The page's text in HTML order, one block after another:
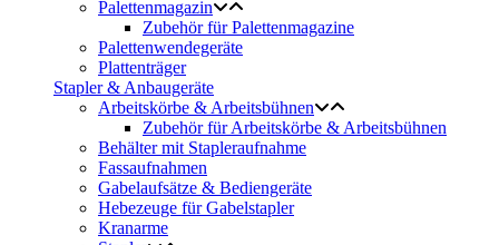
Palettenmagazin
Zubehör für Palettenmagazine
Palettenwendegeräte
Plattenträger
Stapler & Anbaugeräte
Arbeitskörbe & Arbeitsbühnen
Zubehör für Arbeitskörbe & Arbeitsbühnen
Behälter mit Stapleraufnahme
Fassaufnahmen
Gabelaufsätze & Bediengeräte
Hebezeuge für Gabelstapler
Kranarme